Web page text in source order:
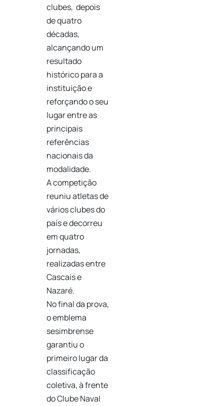
clubes, depois
de quatro
décadas,
alcançando um
resultado
histórico para a
instituição e
reforçando o seu
lugar entre as
principais
referências
nacionais da
modalidade.
A competição
reuniu atletas de
vários clubes do
país e decorreu
em quatro
jornadas,
realizadas entre
Cascais e
Nazaré.
No final da prova,
o emblema
sesimbrense
garantiu o
primeiro lugar da
classificação
coletiva, à frente
do Clube Naval